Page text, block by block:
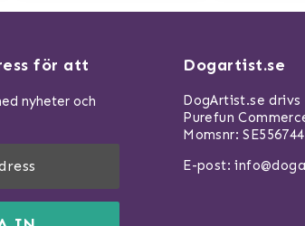
för att
nyheter och
Dogartist.se
DogArtist.se drivs
Purefun
Momsnr:
E-post: